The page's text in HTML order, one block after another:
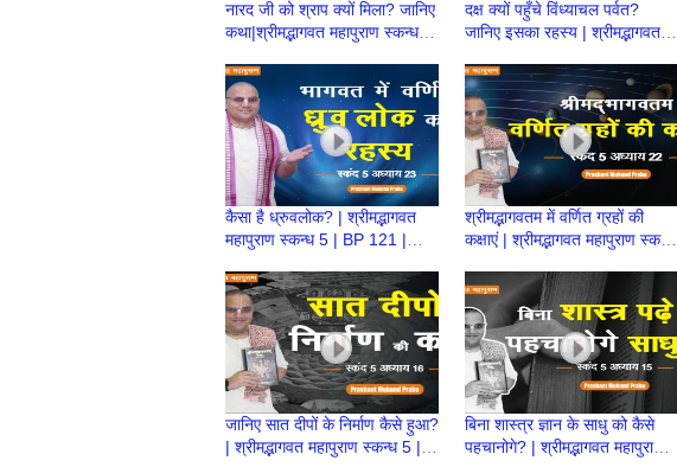
नारद जी को श्राप क्यों मिला? जानिए
कथा|श्रीमद्भागवत महापुराण स्कन्ध 6
Prabhu
दक्ष क्यों पहुँचे विंध्याचल पर्वत?
जानिए इसका रहस्य | श्रीमद्भागवत
कैसा है ध्रुवलोक? | श्रीमद्भागवत
महापुराण स्कन्ध 5 | BP 121 |
श्रीमद्भागवतम में वर्णित ग्रहों की
कक्षाएं | श्रीमद्भागवत महापुराण स्कन्ध
जानिए सात दीपों के निर्माण कैसे हुआ?
| श्रीमद्भागवत महापुराण स्कन्ध 5 |
बिना शास्त्र ज्ञान के साधु को कैसे
पहचानोगे? | श्रीमद्भागवत महापुराण